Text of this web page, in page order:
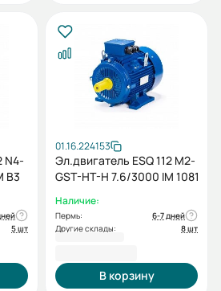
N4-
5.5/1500 IM B3
5 шт
01.16.224153
Эл.двигатель ESQ 112 M2-
GST-HT-H 7.6/3000 IM 1081
Наличие:
Пермь:
6-7 дней
Другие склады:
8 шт
В корзину